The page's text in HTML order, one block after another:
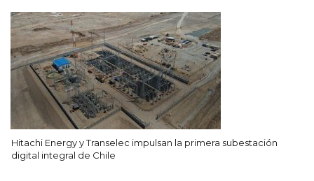
Hitachi Energy y Transelec impulsan la primera subestación
digital integral de Chile